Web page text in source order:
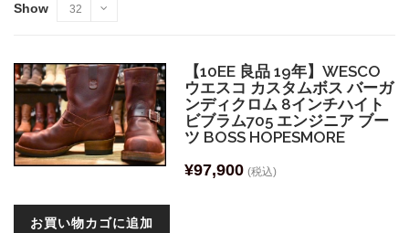
Show 32
【10EE 良品 19年】WESCO
ウエスコ カスタムボス バーガ
ンディクロム 8インチハイト
ビブラム705 エンジニア ブー
ツ BOSS HOPESMORE
¥97,900 (税込)
お買い物カゴに追加